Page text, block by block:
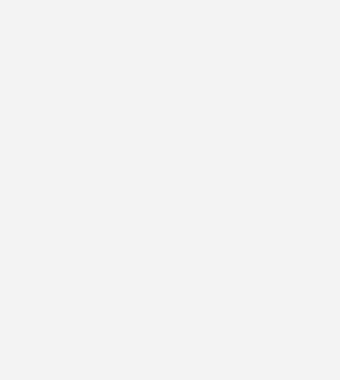
ein Marktdesign-Gesetz wird. Es schafft
Systemschädlichkeit und zwingt
als tragende Säule eines steuerbaren,